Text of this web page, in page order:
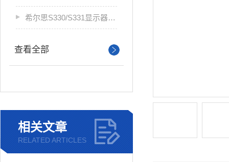
希尔思S330/S331显示器数据记录仪
查看全部
相关文章
RELATED ARTICLES